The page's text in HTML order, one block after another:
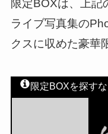
限定BOXは、上記
ライブ写真集の
クスに収めた豪華
限定BOXを探す